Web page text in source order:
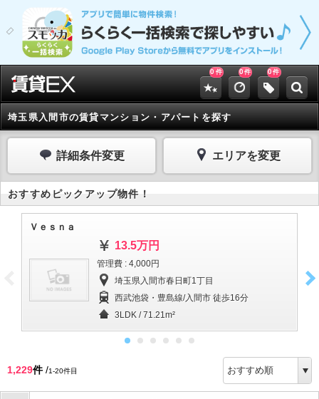
0 件 0件 0件
埼玉県入間市の賃貸マンション・アパートを探す
詳細条件変更 エリアを変更
おすすめピックアップ物件！
Ｖｅｓｎａ
13.5万円
管理費 : 4,000円
埼玉県入間市春日町1丁目
西武池袋・豊島線/入間市 徒歩16分
3LDK / 71.21m²
1,229件/1-20件目